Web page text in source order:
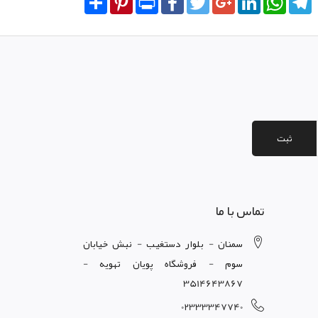
ثبت
تماس با ما
سمنان - بلوار دستغيب - نبش خيابان
سوم - فروشگاه پويان تهويه -
3514643867
02333347740